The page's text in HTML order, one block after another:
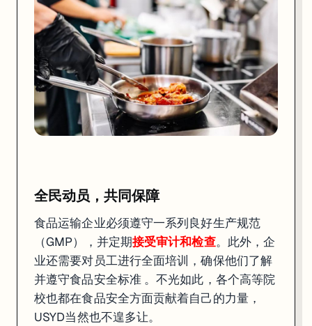
悉尼大学的高级食品工程中心专注于开发新技术和方法，以提升食品
全民动员，共同保障
食品运输企业必须遵守一系列良好生产规范
（GMP），并定期接受审计和检查。此外，企
业还需要对员工进行全面培训，确保他们了解
并遵守食品安全标准 。不光如此，各个高等院
校也都在食品安全方面贡献着自己的力量，
USYD当然也不遑多让。